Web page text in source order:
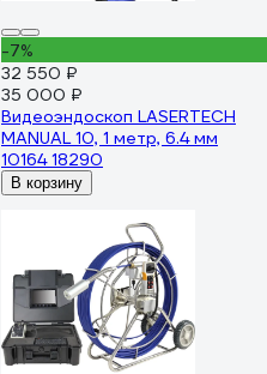
-7%
32 550 ₽
35 000 ₽
Видеоэндоскоп LASERTECH
MANUAL 10, 1 метр, 6.4 мм
10164 18290
В корзину